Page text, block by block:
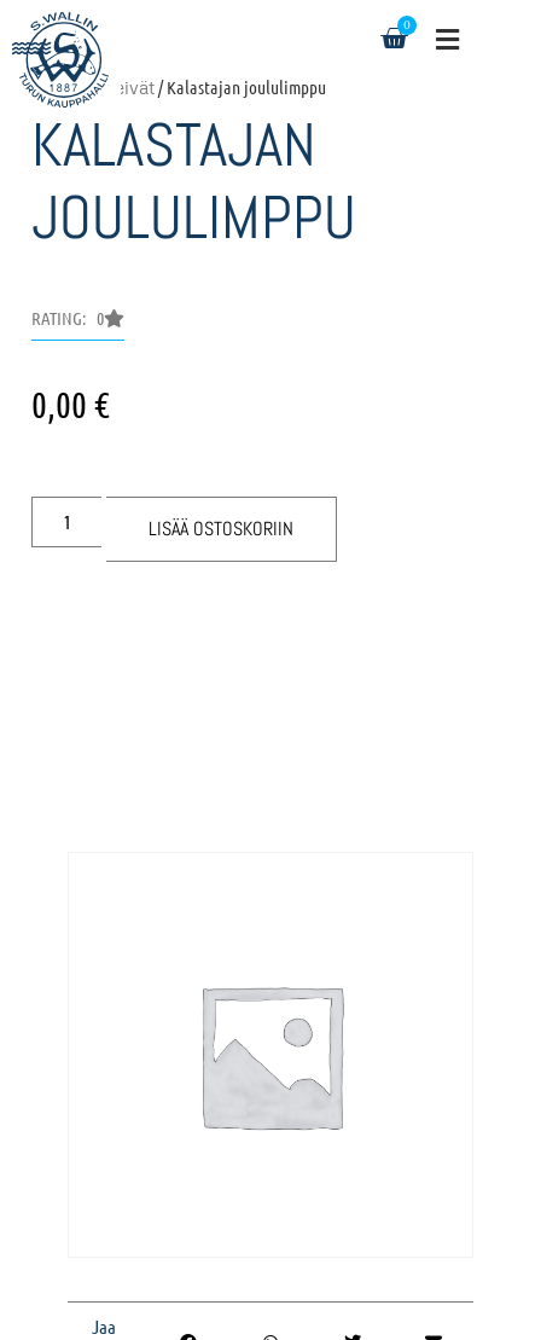
0
Etusivu/Leivät/ Kalastajan joululimppu
KALASTAJAN
JOULULIMPPU
RATING: 0
0,00€
LISÄÄ OSTOSKORIIN
Jaa